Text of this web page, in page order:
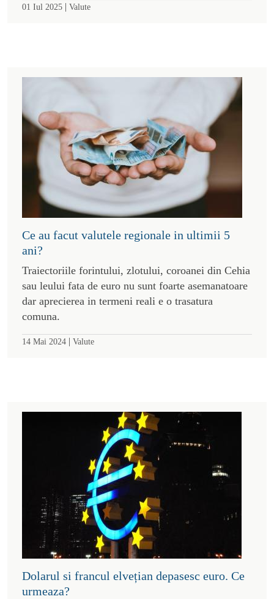
01 Iul 2025 | Valute
Ce au facut valutele regionale in ultimii 5
ani?
Traiectoriile forintului, zlotului, coroanei din Cehia
sau leului fata de euro nu sunt foarte asemanatoare
dar aprecierea in termeni reali e o trasatura
comuna.
14 Mai 2024 | Valute
Dolarul si francul elvețian depasesc euro. Ce
urmeaza?